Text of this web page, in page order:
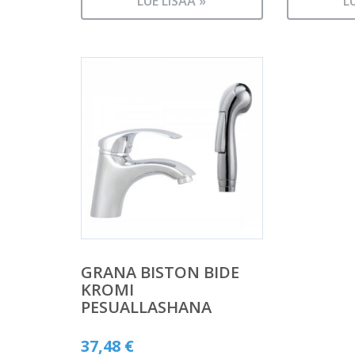
GRANA BISTON BIDE
KROMI
PESUALLASHANA
37,48 €